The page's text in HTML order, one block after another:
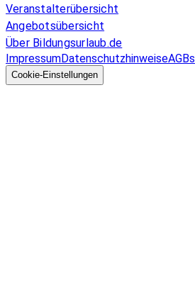
Veranstalterübersicht
Angebotsübersicht
Über Bildungsurlaub.de
ImpressumDatenschutzhinweiseAGBs
Cookie-Einstellungen